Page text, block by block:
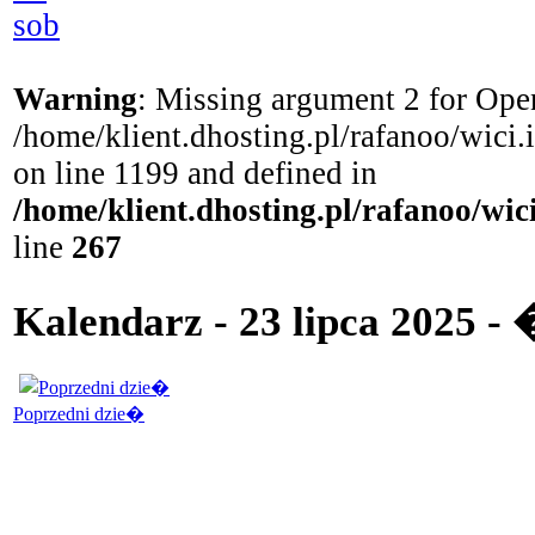
sob
Warning: Missing argument 2 for
/home/klient.dhosting.pl/rafanoo/
on line 1199 and defined in
/home/klient.dhosting.pl/rafanoo/
line 267
Kalendarz - 23 lipca 2025 -
Poprzedni dzie�